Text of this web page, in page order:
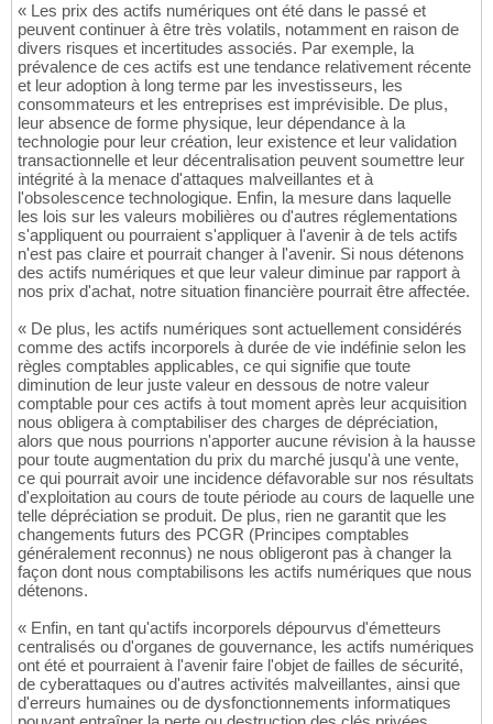
« Les prix des actifs numériques ont été dans le passé et
peuvent continuer à être très volatils, notamment en raison de
divers risques et incertitudes associés. Par exemple, la
prévalence de ces actifs est une tendance relativement récente
et leur adoption à long terme par les investisseurs, les
consommateurs et les entreprises est imprévisible. De plus,
leur absence de forme physique, leur dépendance à la
technologie pour leur création, leur existence et leur validation
transactionnelle et leur décentralisation peuvent soumettre leur
intégrité à la menace d'attaques malveillantes et à
l'obsolescence technologique. Enfin, la mesure dans laquelle
les lois sur les valeurs mobilières ou d'autres réglementations
s'appliquent ou pourraient s'appliquer à l'avenir à de tels actifs
n'est pas claire et pourrait changer à l'avenir. Si nous détenons
des actifs numériques et que leur valeur diminue par rapport à
nos prix d'achat, notre situation financière pourrait être affectée.
« De plus, les actifs numériques sont actuellement considérés
comme des actifs incorporels à durée de vie indéfinie selon les
règles comptables applicables, ce qui signifie que toute
diminution de leur juste valeur en dessous de notre valeur
comptable pour ces actifs à tout moment après leur acquisition
nous obligera à comptabiliser des charges de dépréciation,
alors que nous pourrions n'apporter aucune révision à la hausse
pour toute augmentation du prix du marché jusqu'à une vente,
ce qui pourrait avoir une incidence défavorable sur nos résultats
d'exploitation au cours de toute période au cours de laquelle une
telle dépréciation se produit. De plus, rien ne garantit que les
changements futurs des PCGR (Principes comptables
généralement reconnus) ne nous obligeront pas à changer la
façon dont nous comptabilisons les actifs numériques que nous
détenons.
« Enfin, en tant qu'actifs incorporels dépourvus d'émetteurs
centralisés ou d'organes de gouvernance, les actifs numériques
ont été et pourraient à l'avenir faire l'objet de failles de sécurité,
de cyberattaques ou d'autres activités malveillantes, ainsi que
d'erreurs humaines ou de dysfonctionnements informatiques